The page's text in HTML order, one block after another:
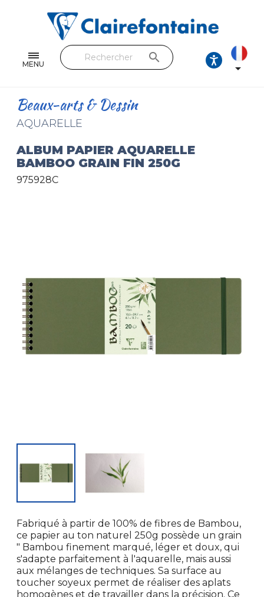
MENU
Feuilles & Copies
Beaux-arts & Dessin
Loisirs créatifs
Cuir & trousses
search

Beaux-arts & Dessin
AQUARELLE
ALBUM PAPIER AQUARELLE
BAMBOO GRAIN FIN 250G
975928C
Fabriqué à partir de 100% de fibres de Bambou,
ce papier au ton naturel 250g possède un grain
" Bambou finement marqué, léger et doux, qui
s'adapte parfaitement à l'aquarelle, mais aussi
aux mélanges de techniques. Sa surface au
toucher soyeux permet de réaliser des aplats
homogènes et de travailler dans la précision. Ce